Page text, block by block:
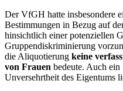
Der VfGH hatte insbesondere
Bestimmungen in Bezug auf
hinsichtlich einer potenziellen
Gruppendiskriminierung
die Aliquotierung keine
von Frauen bedeute. Auch
Unversehrtheit des Eigentums